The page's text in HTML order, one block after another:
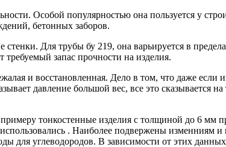
Особой популярностью она пользуется у
бетонных заборов.
стенки. Для трубы бу 219, она варьируется в
запас прочности на изделия.
и восстановленная. Дело в том, что даже если
давление большой вес, все это сказывается
тонкостенные изделия с толщиной до 6 мм
. Наиболее подвержены изменниям и
для углеводородов. В зависимости от этих